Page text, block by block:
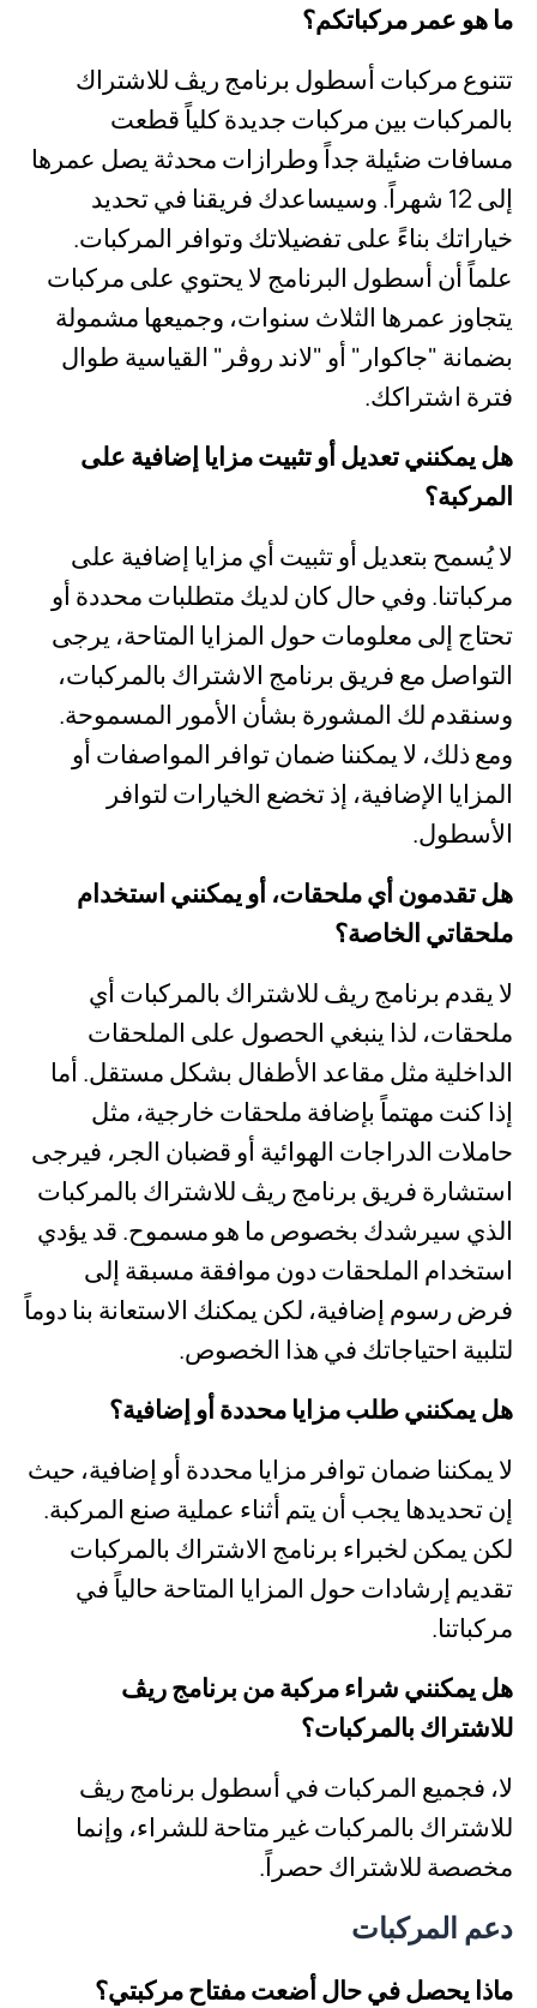
ما هو عمر مركباتكم؟
تتنوع مركبات أسطول برنامج ريڤ للاشتراك
بالمركبات بين مركبات جديدة كلياً قطعت
مسافات ضئيلة جداً وطرازات محدثة يصل عمرها
إلى 12 شهراً. وسيساعدك فريقنا في تحديد
خياراتك بناءً على تفضيلاتك وتوافر المركبات.
علماً أن أسطول البرنامج لا يحتوي على مركبات
يتجاوز عمرها الثلاث سنوات، وجميعها مشمولة
بضمانة "جاكوار" أو "لاند روڤر" القياسية طوال
فترة اشتراكك.
هل يمكنني تعديل أو تثبيت مزايا إضافية على
المركبة؟
لا يُسمح بتعديل أو تثبيت أي مزايا إضافية على
مركباتنا. وفي حال كان لديك متطلبات محددة أو
تحتاج إلى معلومات حول المزايا المتاحة، يرجى
التواصل مع فريق برنامج الاشتراك بالمركبات،
وسنقدم لك المشورة بشأن الأمور المسموحة.
ومع ذلك، لا يمكننا ضمان توافر المواصفات أو
المزايا الإضافية، إذ تخضع الخيارات لتوافر
الأسطول.
هل تقدمون أي ملحقات، أو يمكنني استخدام
ملحقاتي الخاصة؟
لا يقدم برنامج ريڤ للاشتراك بالمركبات أي
ملحقات، لذا ينبغي الحصول على الملحقات
الداخلية مثل مقاعد الأطفال بشكل مستقل. أما
إذا كنت مهتماً بإضافة ملحقات خارجية، مثل
حاملات الدراجات الهوائية أو قضبان الجر، فيرجى
استشارة فريق برنامج ريڤ للاشتراك بالمركبات
الذي سيرشدك بخصوص ما هو مسموح. قد يؤدي
استخدام الملحقات دون موافقة مسبقة إلى
فرض رسوم إضافية، لكن يمكنك الاستعانة بنا دوماً
لتلبية احتياجاتك في هذا الخصوص.
هل يمكنني طلب مزايا محددة أو إضافية؟
لا يمكننا ضمان توافر مزايا محددة أو إضافية، حيث
إن تحديدها يجب أن يتم أثناء عملية صنع المركبة.
لكن يمكن لخبراء برنامج الاشتراك بالمركبات
تقديم إرشادات حول المزايا المتاحة حالياً في
مركباتنا.
هل يمكنني شراء مركبة من برنامج ريڤ
للاشتراك بالمركبات؟
لا، فجميع المركبات في أسطول برنامج ريڤ
للاشتراك بالمركبات غير متاحة للشراء، وإنما
مخصصة للاشتراك حصراً.
دعم المركبات
ماذا يحصل في حال أضعت مفتاح مركبتي؟